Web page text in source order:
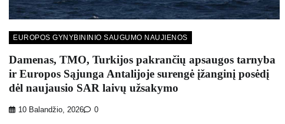
EUROPOS GYNYBININIO SAUGUMO NAUJIENOS
Damenas, TMO, Turkijos pakrančių apsaugos tarnyba
ir Europos Sąjunga Antalijoje surengė įžanginį posėdį
dėl naujausio SAR laivų užsakymo
10 Balandžio, 2026 0